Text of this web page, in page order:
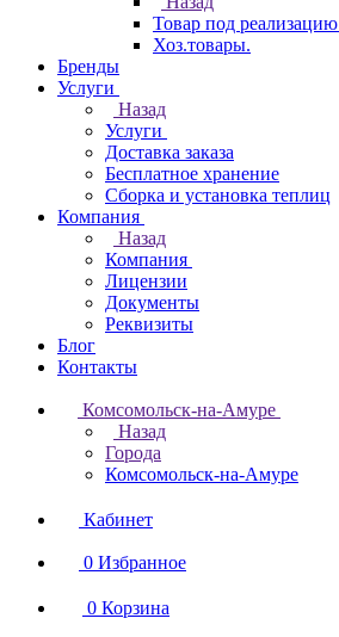
Товар под реализацию
Хоз.товары.
Бренды
Услуги
Назад
Услуги
Доставка заказа
Бесплатное хранение
Сборка и установка теплиц
Компания
Назад
Компания
Лицензии
Документы
Реквизиты
Блог
Контакты
Комсомольск-на-Амуре
Назад
Города
Комсомольск-на-Амуре
Кабинет
0 Избранное
0 Корзина